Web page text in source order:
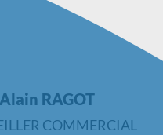
Alain RAGOT
COMMERCIAL